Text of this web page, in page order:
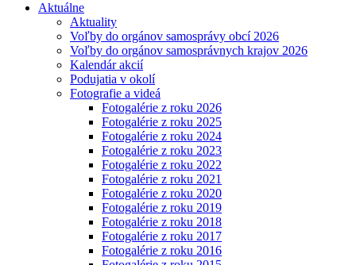
Aktuálne
Aktuality
Voľby do orgánov samosprávy obcí 2026
Voľby do orgánov samosprávnych krajov 2026
Kalendár akcií
Podujatia v okolí
Fotografie a videá
Fotogalérie z roku 2026
Fotogalérie z roku 2025
Fotogalérie z roku 2024
Fotogalérie z roku 2023
Fotogalérie z roku 2022
Fotogalérie z roku 2021
Fotogalérie z roku 2020
Fotogalérie z roku 2019
Fotogalérie z roku 2018
Fotogalérie z roku 2017
Fotogalérie z roku 2016